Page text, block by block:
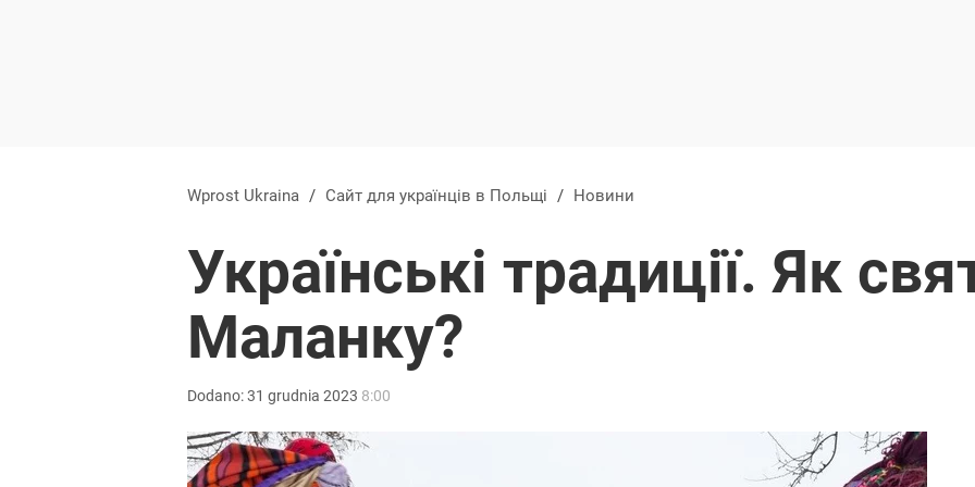
Wprost Ukraina / Сайт для українців в Польщі / Новини
Українські традиції. Як
Маланку?
Dodano:31 grudnia 2023 8:00